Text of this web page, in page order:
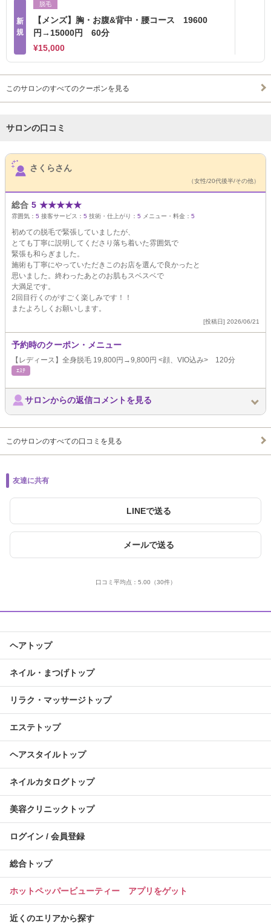
新
規
脱毛
【メンズ】胸・お腹&背中・腰コース 19600
円→15000円 60分
¥15,000
このサロンのすべてのクーポンを見る
サロンの口コミ
サロンPick Up
さくらさん
（女性/20代後半/その他）
総合 5 ★★★★★
雰囲気： 5 接客サービス： 5 技術・仕上がり： 5 メニュー・料金： 5
初めての脱毛で緊張していましたが、
とても丁寧に説明してくださり落ち着いた雰囲気で
緊張も和らぎました。
施術も丁寧にやっていただきこのお店を選んで良かったと
思いました。終わったあとのお肌もスベスベで
大満足です。
2回目行くのがすごく楽しみです！！
またよろしくお願いします。
[投稿日] 2026/06/21
予約時のクーポン・メニュー
【レディース】全身脱毛 19,800円→9,800円 <顔、VIO込み> 120分
ｴｽﾃ
サロンからの返信コメントを見る
このサロンのすべての口コミを見る
友達に共有
LINEで送る
メールで送る
口コミ平均点： 5.00 （30件）
ヘアトップ
ネイル・まつげトップ
リラク・マッサージトップ
エステトップ
ヘアスタイルトップ
ネイルカタログトップ
美容クリニックトップ
ログイン / 会員登録
総合トップ
ホットペッパービューティー アプリをゲット
近くのエリアから探す